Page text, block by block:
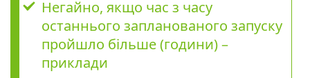
Негайно, якщо час з часу
останнього запланованого запуску
пройшло більше (години) –
приклади